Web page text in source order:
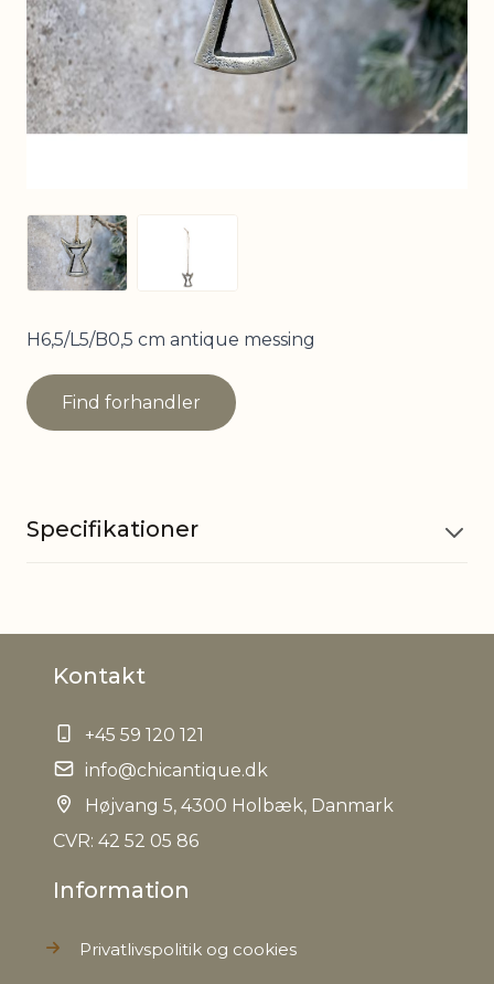
View larger imageView larger image
H6,5/L5/B0,5 cm antique messing
Find forhandler
Specifikationer
EAN
Tariffnumber
Nettovægt 0,000 kg
Kontakt
+45 59 120 121
info@chicantique.dk
Højvang 5, 4300 Holbæk, Danmark
CVR: 42 52 05 86
Information
Privatlivspolitik og cookies